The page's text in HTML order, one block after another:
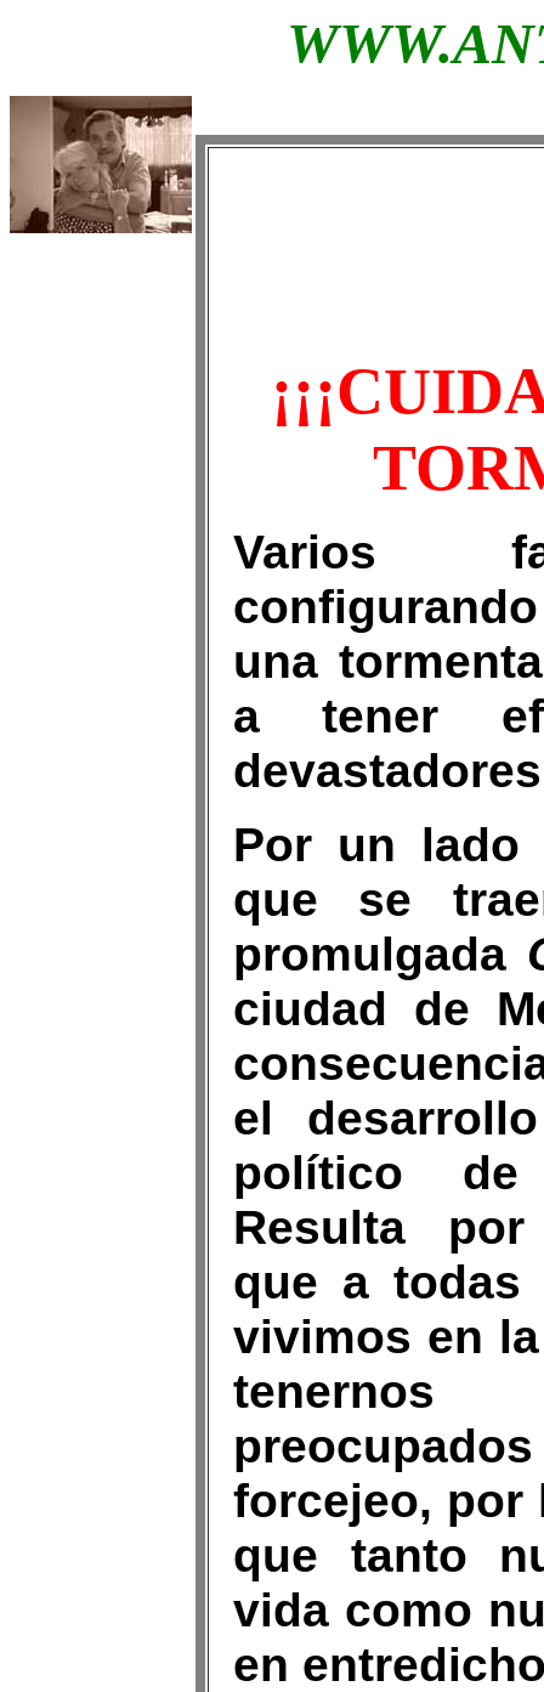
Varios
una
a tener
Por un lado
que se
promulgada
ciudad de
el
político
Resulta
que a todas
vivimos en
forcejeo, por
que tanto
vida como
en